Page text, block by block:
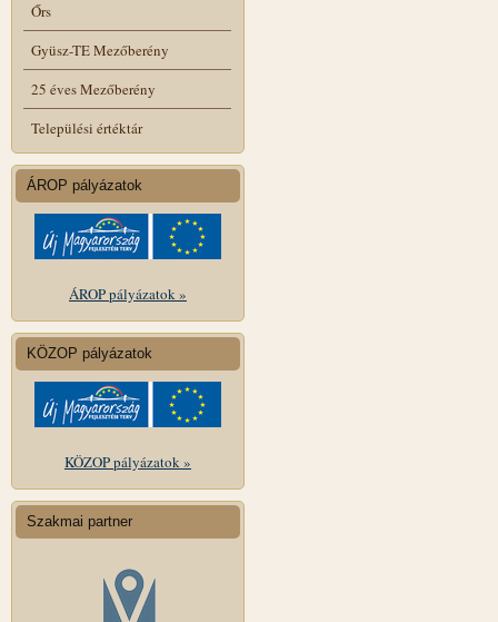
Őrs
Gyüsz-TE Mezőberény
25 éves Mezőberény
Települési értéktár
ÁROP pályázatok
ÁROP pályázatok »
KÖZOP pályázatok
KÖZOP pályázatok »
Szakmai partner